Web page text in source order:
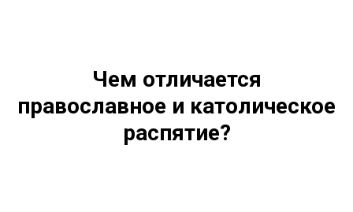
Чем отличается
православное и католическое
распятие?